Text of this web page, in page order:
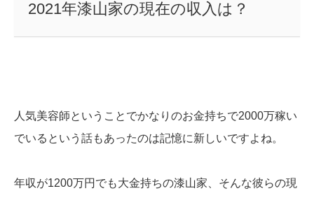
2021年漆山家の現在の収入は？
人気美容師ということでかなりのお金持ちで2000万稼い
でいるという話もあったのは記憶に新しいですよね。
年収が1200万円でも大金持ちの漆山家、そんな彼らの現